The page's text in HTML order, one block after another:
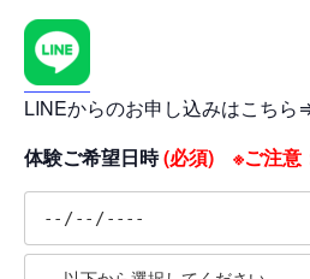
LINEからのお申し込みはこちら
体験ご希望日時(必須) ※ご注意